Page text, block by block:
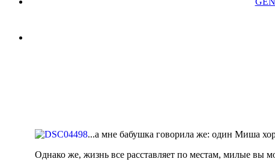
...а мне бабушка говорила же: один Миша
Однако же, жизнь все расставляет по местам, милые вы